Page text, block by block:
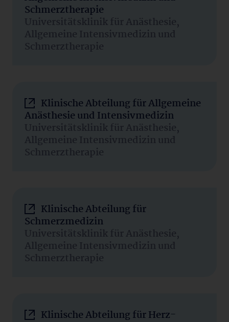
Schmerztherapie
Universitätsklinik für Anästhesie,
Allgemeine Intensivmedizin und
Schmerztherapie
Klinische Abteilung für Allgemeine
Anästhesie und Intensivmedizin
Universitätsklinik für Anästhesie,
Allgemeine Intensivmedizin und
Schmerztherapie
Klinische Abteilung für
Schmerzmedizin
Universitätsklinik für Anästhesie,
Allgemeine Intensivmedizin und
Schmerztherapie
Klinische Abteilung für Herz-